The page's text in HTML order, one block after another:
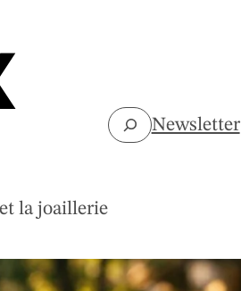
la joaillerie
Rechercher
Newsletter